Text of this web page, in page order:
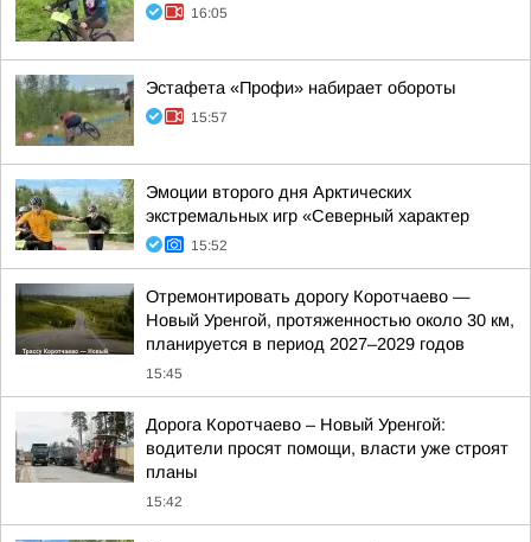
16:05
Эстафета «Профи» набирает обороты
15:57
Эмоции второго дня Арктических
экстремальных игр «Северный характер
15:52
Отремонтировать дорогу Коротчаево —
Новый Уренгой, протяженностью около 30 км,
планируется в период 2027–2029 годов
15:45
Дорога Коротчаево – Новый Уренгой:
водители просят помощи, власти уже строят
планы
15:42